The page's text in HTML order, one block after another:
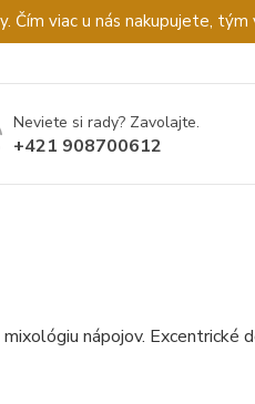
Čím viac u nás nakupujete, tým
Neviete si rady? Zavolajte.
+421 908700612
nápojov. Excentrické